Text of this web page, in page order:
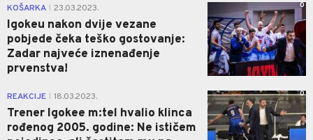
KOŠARKA 23.03.2023.
Igokeu nakon dvije vezane
pobjede čeka teško gostovanje:
Zadar najveće iznenađenje
prvenstva!
0
REAKCIJE 18.03.2023.
Trener Igokee m:tel hvalio klinca
rođenog 2005. godine: Ne ističem
0